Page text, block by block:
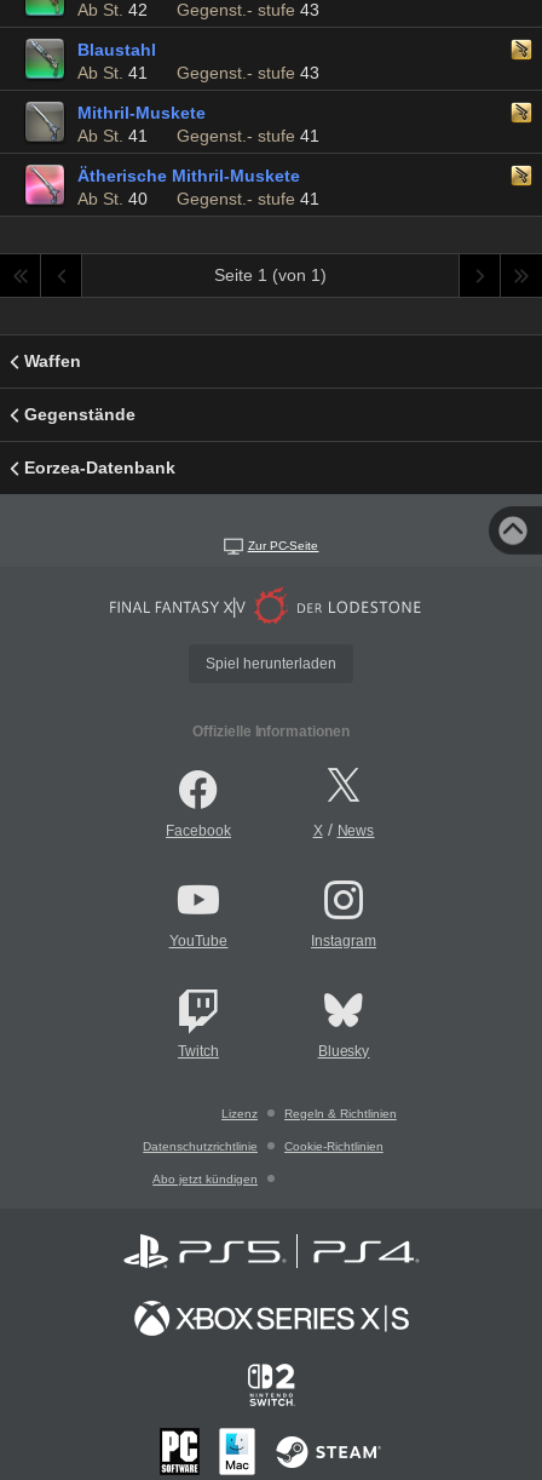
Ab St. 42 Gegenst.- stufe 43
Blaustahl
Ab St. 41 Gegenst.- stufe 43
Mithril-Muskete
Ab St. 41 Gegenst.- stufe 41
Ätherische Mithril-Muskete
Ab St. 40 Gegenst.- stufe 41
Seite 1 (von 1)
Waffen
Gegenstände
Eorzea-Datenbank
Zur PC-Seite
Spiel herunterladen
Offizielle Informationen
Facebook X/ News
YouTube Instagram
Twitch Bluesky
Lizenz Regeln & Richtlinien
Datenschutzrichtlinie Cookie-Richtlinien
Abo jetzt kündigen